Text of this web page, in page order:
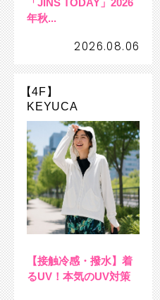
「JINS TODAY」2026
年秋...
2026.08.06
【4F】
KEYUCA
【接触冷感・撥水】着
るUV！本気のUV対策